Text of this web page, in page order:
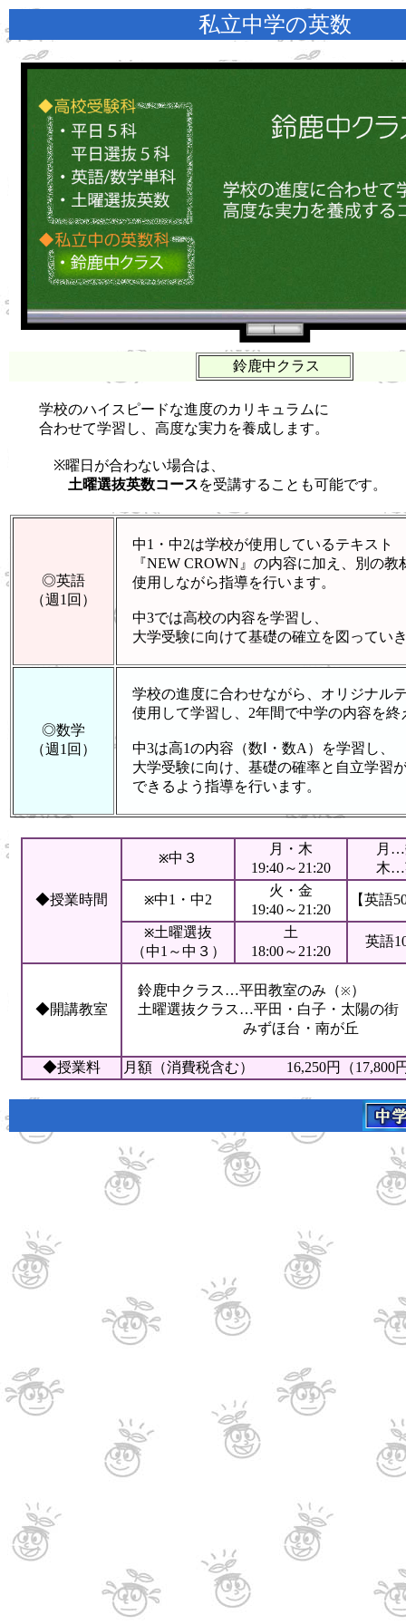
私立中学の英数
鈴鹿中クラス
学校のハイスピードな進度のカリキュラムに
合わせて学習し、高度な実力を養成します。
※曜日が合わない場合は、
土曜選抜英数コースを受講することも可能です。
◎英語
（週1回）
中1・中2は学校が使用しているテキスト
『NEW CROWN』の内容に加え、別の教
使用しながら指導を行います。
中3では高校の内容を学習し、
大学受験に向けて基礎の確立を図ってい
◎数学
（週1回）
学校の進度に合わせながら、オリジナル
使用して学習し、2年間で中学の内容を終
中3は高1の内容（数Ⅰ・数A）を学習し、
大学受験に向け、基礎の確率と自立学習
できるよう指導を行います。
◆授業時間
※中３
月・木
19:40～21:20
月…
木…
※中1・中2
火・金
19:40～21:20
【英語
※土曜選抜
（中1～中３）
土
18:00～21:20
英語
◆開講教室
鈴鹿中クラス…平田教室のみ（※）
土曜選抜クラス…平田・白子・太陽の街
みずほ台・南が丘
◆授業料 月額（消費税含む） 16,250円（17,800